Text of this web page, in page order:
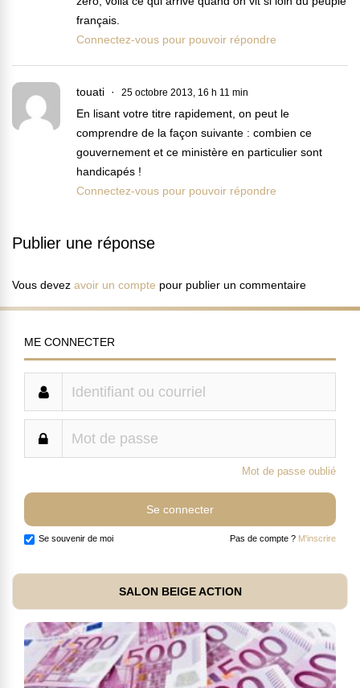
français.
Connectez-vous pour pouvoir répondre
touati 25 octobre 2013, 16 h 11 min
En lisant votre titre rapidement, on peut le
comprendre de la façon suivante : combien ce
gouvernement et ce ministère en particulier sont
handicapés !
Connectez-vous pour pouvoir répondre
Publier une réponse
Vous devez avoir un compte pour publier un commentaire
ME CONNECTER
Mot de passe oublié
Se souvenir de moi Pas de compte ? M'inscrire
SALON BEIGE ACTION